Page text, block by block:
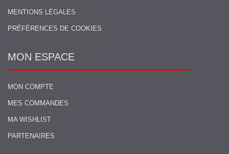
MENTIONS LÉGALES
PRÉFÉRENCES DE COOKIES
MON ESPACE
MON COMPTE
MES COMMANDES
MA WISHLIST
PARTENAIRES